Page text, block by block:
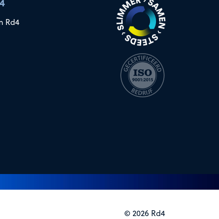
Rd4
© 2026 Rd4